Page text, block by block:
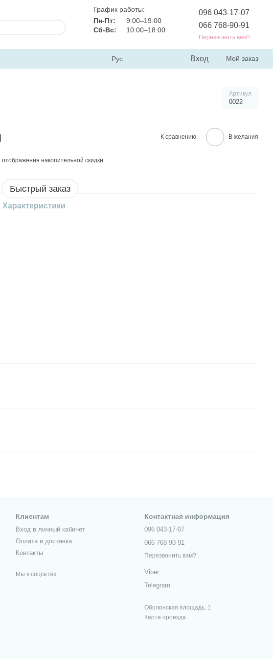
График работы:
Пн-Пт:
9:00–19:00
Сб-Вс:
10:00–18:00
096 043-17-07
066 768-90-91
Перезвонить вам?
Рус Вход Мой заказ
Артикул
0022
К сравнению В желания
отображения накопительной скидки
Быстрый заказ
Характеристики
Клиентам
Вход в личный кабинет
Оплата и доставка
Контакты
Мы в соцсетях
Контактная информация
096 043-17-07
066 768-90-91
Перезвонить вам?
Viber
Telegram
Оболонская площадь, 1
Карта проезда